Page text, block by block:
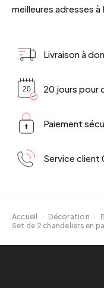
meilleures adresses à
Livraison à
20 jours pour
Paiement
Service client
Accueil · Décoration ·
Set de 2 chandeliers en